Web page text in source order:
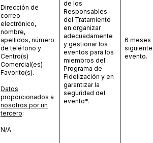
Dirección de
correo
electrónico,
nombre,
apellidos, número
de teléfono y
Centro(s)
Comercial(es)
Favorito(s).
Datos
proporcionados a
nosotros por un
tercero:
N/A
de los
Responsables
del Tratamiento
en organizar
adecuadamente
y gestionar los
eventos para los
miembros del
Programa de
Fidelización y en
garantizar la
seguridad del
evento*.
6 meses
evento.